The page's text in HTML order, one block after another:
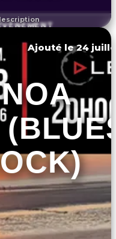
Ajouté le 24